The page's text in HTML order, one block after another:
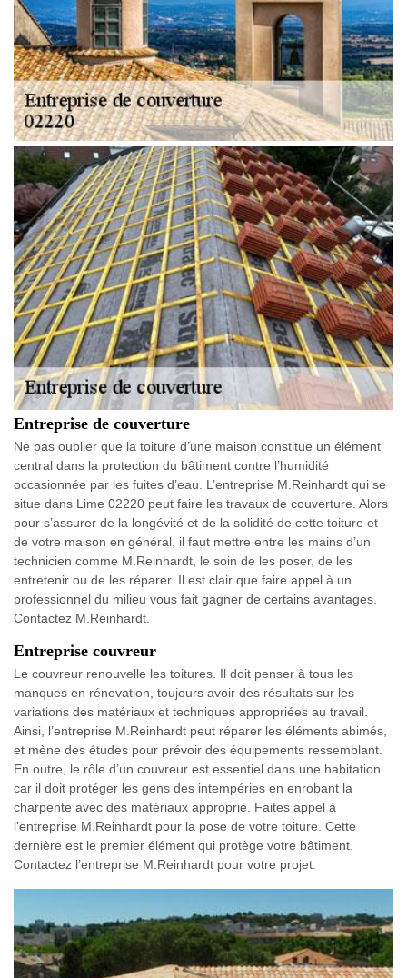
Entreprise de couverture
Ne pas oublier que la toiture d’une maison constitue un élément
central dans la protection du bâtiment contre l’humidité
occasionnée par les fuites d’eau. L’entreprise M.Reinhardt qui se
situe dans Lime 02220 peut faire les travaux de couverture. Alors
pour s’assurer de la longévité et de la solidité de cette toiture et
de votre maison en général, il faut mettre entre les mains d’un
technicien comme M.Reinhardt, le soin de les poser, de les
entretenir ou de les réparer. Il est clair que faire appel à un
professionnel du milieu vous fait gagner de certains avantages.
Contactez M.Reinhardt.
Entreprise couvreur
Le couvreur renouvelle les toitures. Il doit penser à tous les
manques en rénovation, toujours avoir des résultats sur les
variations des matériaux et techniques appropriées au travail.
Ainsi, l’entreprise M.Reinhardt peut réparer les éléments abimés,
et mène des études pour prévoir des équipements ressemblant.
En outre, le rôle d’un couvreur est essentiel dans une habitation
car il doit protéger les gens des intempéries en enrobant la
charpente avec des matériaux approprié. Faites appel à
l’entreprise M.Reinhardt pour la pose de votre toiture. Cette
dernière est le premier élément qui protège votre bâtiment.
Contactez l’entreprise M.Reinhardt pour votre projet.